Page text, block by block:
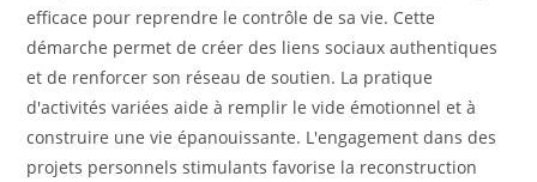
efficace pour reprendre le contrôle de sa vie. Cette
démarche permet de créer des liens sociaux authentiques
et de renforcer son réseau de soutien. La pratique
d'activités variées aide à remplir le vide émotionnel et à
construire une vie épanouissante. L'engagement dans des
projets personnels stimulants favorise la reconstruction